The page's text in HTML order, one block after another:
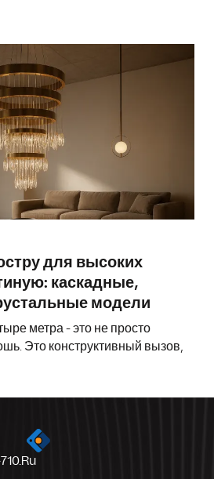
для высоких
каскадные,
модели
метра - это не просто
Это конструктивный вызов,